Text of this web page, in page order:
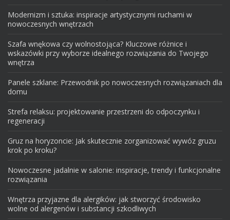
Modernizm i sztuka: inspiracje artystycznymi ruchami w
nowoczesnych wnętrzach
Szafa wnękowa czy wolnostojąca? Kluczowe różnice i
wskazówki przy wyborze idealnego rozwiązania do Twojego
wnętrza
Panele szklane: Przewodnik po nowoczesnych rozwiązaniach dla
domu
Strefa relaksu: projektowanie przestrzeni do odpoczynku i
regeneracji
Gruz na horyzoncie: Jak skutecznie zorganizować wywóz gruzu
krok po kroku?
Nowoczesne jadalnie w salonie: inspiracje, trendy i funkcjonalne
rozwiązania
Wnętrza przyjazne dla alergików: jak stworzyć środowisko
wolne od alergenów i substancji szkodliwych